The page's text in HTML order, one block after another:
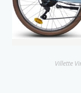
Villette